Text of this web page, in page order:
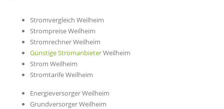
Stromvergleich Weilheim
Strompreise Weilheim
Stromrechner Weilheim
Günstige StromanbieterWeilheim
Strom Weilheim
Stromtarife Weilheim
Energieversorger Weilheim
Grundversorger Weilheim